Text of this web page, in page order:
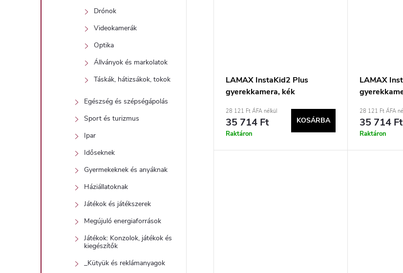
Drónok
Videokamerák
Optika
Állványok és markolatok
Táskák, hátizsákok, tokok
Egészség és szépségápolás
Sport és turizmus
Ipar
Időseknek
Gyermekeknek és anyáknak
Háziállatoknak
Játékok és játékszerek
Megújuló energiaforrások
Játékok: Konzolok, játékok és
kiegészítők
_Kütyük és reklámanyagok
LAMAX InstaKid2 Plus
gyerekkamera, kék
28 121 Ft ÁFA nélkül
35 714 Ft
Raktáron
KOSÁRBA
LAMAX
28 121 Ft ÁFA
35 714 Ft
Raktáron